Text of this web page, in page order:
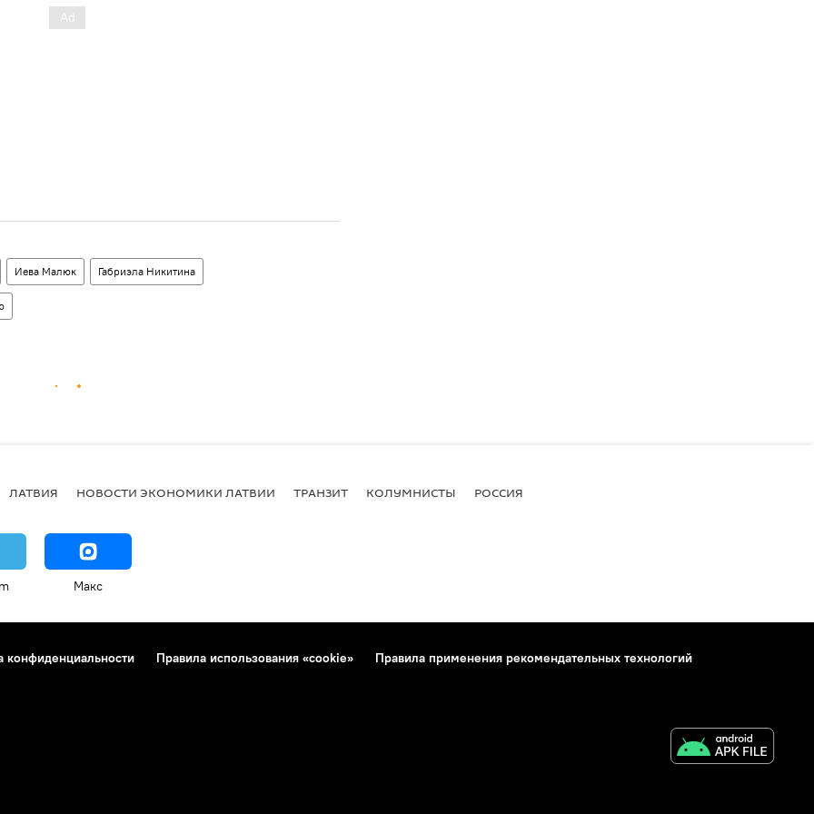
Иева Малюк Габриэла Никитина
ЛАТВИЯ НОВОСТИ ЭКОНОМИКИ ЛАТВИИ ТРАНЗИТ КОЛУМНИСТЫ РОССИЯ
Макс
конфиденциальности Правила использования «cookie»
Правила применения рекомендательных технологий